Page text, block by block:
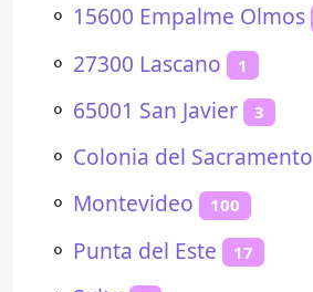
⚬ 15600 Empalme Olmos
⚬ 27300 Lascano 1
⚬ 65001 San Javier 3
⚬ Colonia del Sacramento
⚬ Montevideo 100
⚬ Punta del Este 17